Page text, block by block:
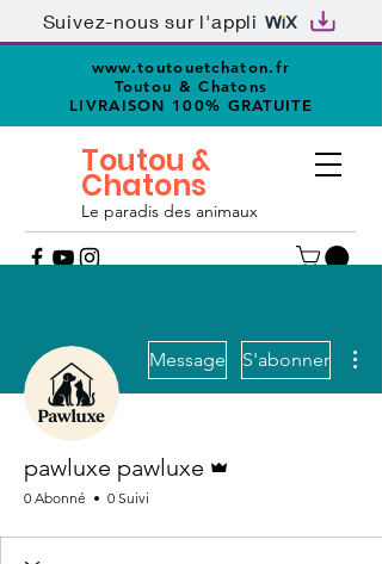
Suivez-nous sur l'appli
www.toutouetchaton.fr
Toutou & Chatons
LIVRAISON 100% GRATUITE
Le paradis des animaux
Toutou &
Chatons
Message S'abonner
pawluxe pawluxe
0 Abonné 0 Suivi